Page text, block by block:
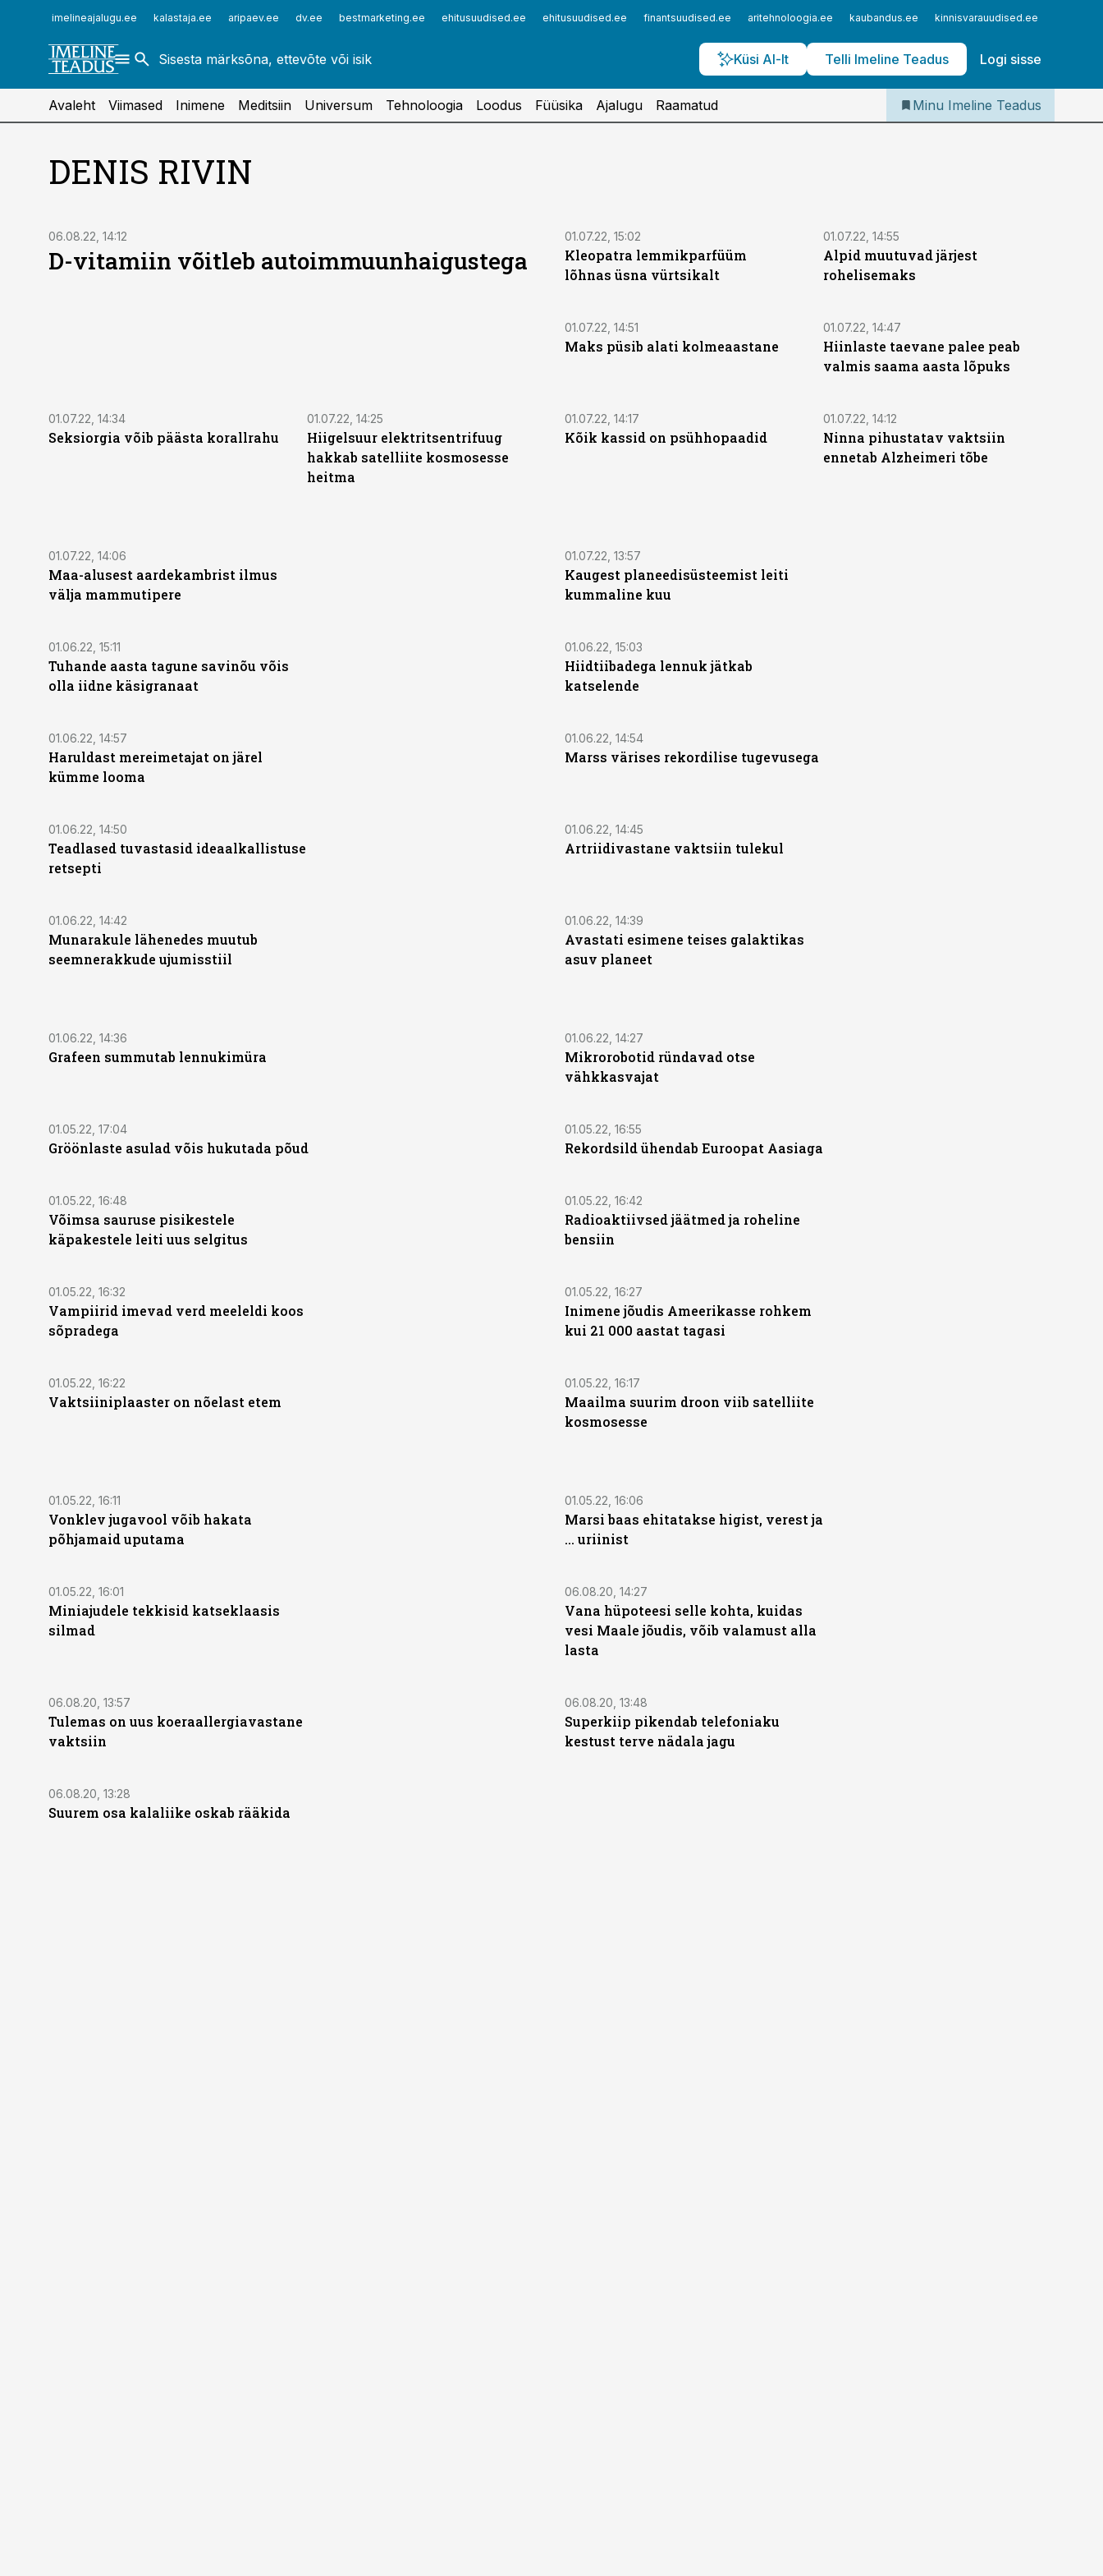
imelineajalugu.ee kalastaja.ee aripaev.ee dv.ee bestmarketing.ee ehitusuudised.ee ehitusuudised.ee finantsuudised.ee aritehnoloogia.ee kaubandus.ee kinnisvarauudised.ee
Küsi AI-lt Telli Imeline Teadus Logi sisse
finantsuudised.ee
aritehnoloogia.ee
toostusuudised.ee
Iseteenindus
Telli Imeline Teadus
Avaleht Viimased Inimene Meditsiin Universum Tehnoloogia Loodus Füüsika Ajalugu Raamatud Minu Imeline Teadus
DENIS RIVIN
06.08.22, 14:12
D-vitamiin võitleb autoimmuunhaigustega
01.07.22, 15:02
Kleopatra lemmikparfüüm
lõhnas üsna vürtsikalt
01.07.22, 14:55
Alpid muutuvad järjest
rohelisemaks
01.07.22, 14:51
Maks püsib alati kolmeaastane
01.07.22, 14:47
Hiinlaste taevane palee peab
valmis saama aasta lõpuks
01.07.22, 14:34
Seksiorgia võib päästa korallrahu
01.07.22, 14:25
Hiigelsuur elektritsentrifuug
hakkab satelliite kosmosesse
heitma
01.07.22, 14:17
Kõik kassid on psühhopaadid
01.07.22, 14:12
Ninna pihustatav vaktsiin
ennetab Alzheimeri tõbe
01.07.22, 14:06
Maa-alusest aarde­kambrist ilmus
välja mammutipere
01.07.22, 13:57
Kaugest planeedisüsteemist leiti
kummaline kuu
01.06.22, 15:11
Tuhande aasta tagune savinõu võis
olla iidne käsigranaat
01.06.22, 15:03
Hiidtiibadega lennuk jätkab
katselende
01.06.22, 14:57
Haruldast mereimetajat on järel
kümme looma
01.06.22, 14:54
Marss värises rekordilise tugevusega
01.06.22, 14:50
Teadlased tuvastasid ideaalkallistuse
retsepti
01.06.22, 14:45
Artriidivastane vaktsiin tulekul
01.06.22, 14:42
Munarakule lähenedes muutub
seemnerakkude ujumisstiil
01.06.22, 14:39
Avastati esimene teises galaktikas
asuv planeet
01.06.22, 14:36
Grafeen summutab lennukimüra
01.06.22, 14:27
Mikrorobotid ründavad otse
vähkkasvajat
01.05.22, 17:04
Gröönlaste asulad võis hukutada põud
01.05.22, 16:55
Rekordsild ühendab Euroopat Aasiaga
01.05.22, 16:48
Võimsa sauruse pisikestele
käpakestele leiti uus selgitus
01.05.22, 16:42
Radioaktiivsed jäätmed ja roheline
bensiin
01.05.22, 16:32
Vampiirid imevad verd meeleldi koos
sõpradega
01.05.22, 16:27
Inimene jõudis Ameerikasse rohkem
kui 21 000 aastat tagasi
01.05.22, 16:22
Vaktsiiniplaaster on nõelast etem
01.05.22, 16:17
Maailma suurim droon viib satelliite
kosmosesse
01.05.22, 16:11
Vonklev jugavool võib hakata
põhjamaid uputama
01.05.22, 16:06
Marsi baas ehitatakse higist, verest ja
... uriinist
01.05.22, 16:01
Miniajudele tekkisid katseklaasis
silmad
06.08.20, 14:27
Vana hüpoteesi selle kohta, kuidas
vesi Maale jõudis, võib valamust alla
lasta
06.08.20, 13:57
Tulemas on uus koeraallergiavastane
vaktsiin
06.08.20, 13:48
Superkiip pikendab telefoniaku
kestust terve nädala jagu
06.08.20, 13:28
Suurem osa kalaliike oskab rääkida